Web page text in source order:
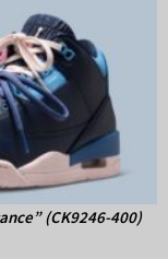
(CK9246-400)